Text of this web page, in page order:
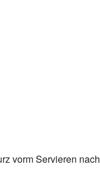
vorm Servieren nach